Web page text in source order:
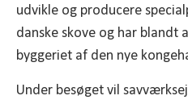
udvikle og producere
danske skove og har
byggeriet af den nye
Under besøget vil